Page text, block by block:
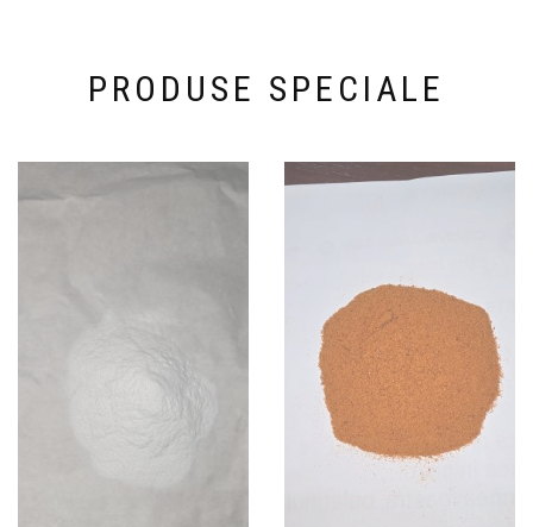
PRODUSE SPECIALE
OMNIA Q 2